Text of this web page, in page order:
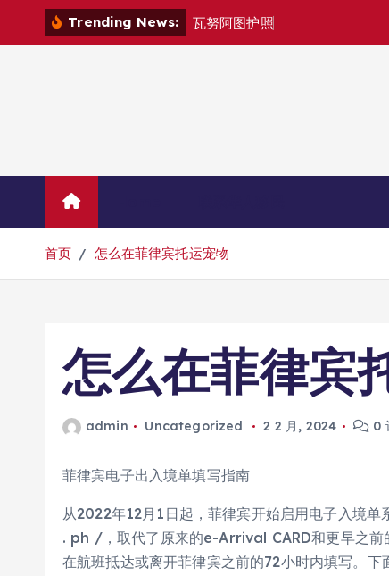
Trending News: 瓦努阿图护照
首页 怎么在菲律宾托运宠物
怎么在菲律宾
admin Uncategorized 2 2 月, 2024 0
菲律宾电子出入境单填写指南
从2022年12月1日起，菲律宾开始启用电子入
. ph /，取代了原来的e-Arrival CARD和更早之前
在航班抵达或离开菲律宾之前的72小时内填写。